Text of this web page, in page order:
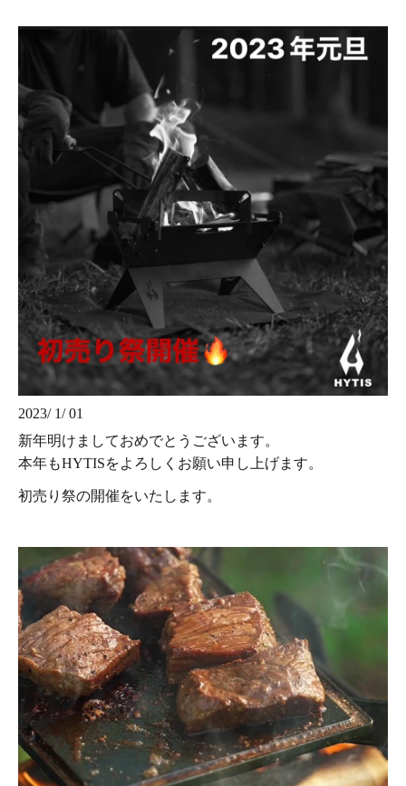
2023/ 1/ 01
新年明けましておめでとうございます。
本年もHYTISをよろしくお願い申し上げます。
初売り祭の開催をいたします。